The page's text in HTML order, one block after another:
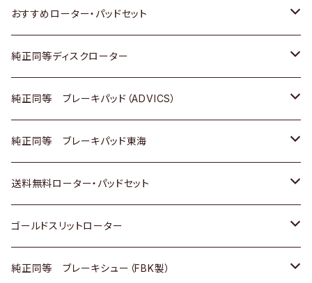
ダイハツ
マツダ
三菱
スバル
日野
三菱ふそう
ＢＭＷ
いすゞ
ダイハツ
マツダ
三菱
日野
三菱ふそう
いすゞ
ダイハツ
三菱
日野
三菱ふそう
その他
スズキ
日産
ダイハツ
マツダ
三菱
スバル
ホンダ
スズキ
日産
いすゞ
ダイハツ
マツダ
三菱
トヨタ
日産
いすゞ
ダイハツ
マツダ
三菱
おすすめローター・パッドセット
トヨタ
ホンダ
スズキ
日産
ダイハツ
マツダ
純正同等ディスクローター
トヨタ
ホンダ
スズキ
日産
いすゞ
純正同等 ブレーキパッド（ADVICS）
トヨタ
ホンダ
スズキ
日産
純正同等 ブレーキパッド東海
トヨタ
ホンダ
日産
送料無料ローター・パッドセット
トヨタ
ホンダ
ゴールドスリットローター
トヨタ
純正同等 ブレーキシュー（FBK製）